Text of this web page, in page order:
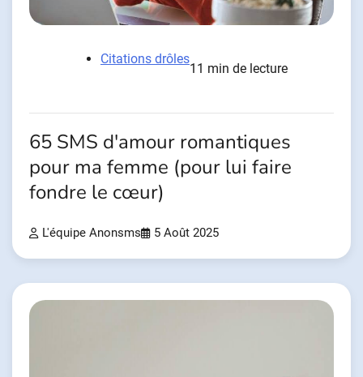
Citations drôles
11 min de lecture
65 SMS d'amour romantiques
pour ma femme (pour lui faire
fondre le cœur)
L'équipe Anonsms 5 Août 2025